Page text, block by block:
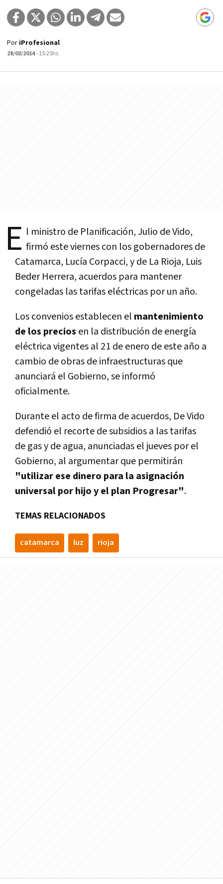
Por iProfesional
28/03/2014- 15:25hs
E l ministro de Planificación, Julio de Vido,
firmó este viernes con los gobernadores de
Catamarca, Lucía Corpacci, y de La Rioja, Luis
Beder Herrera, acuerdos para mantener
congeladas las tarifas eléctricas por un año.
Los convenios establecen el mantenimiento
de los precios en la distribución de energía
eléctrica vigentes al 21 de enero de este año a
cambio de obras de infraestructuras que
anunciará el Gobierno, se informó
oficialmente.
Durante el acto de firma de acuerdos, De Vido
defendió el recorte de subsidios a las tarifas
de gas y de agua, anunciadas el jueves por el
Gobierno, al argumentar que permitirán
"utilizar ese dinero para la asignación
universal por hijo y el plan Progresar".
TEMAS RELACIONADOS
catamarca luz rioja